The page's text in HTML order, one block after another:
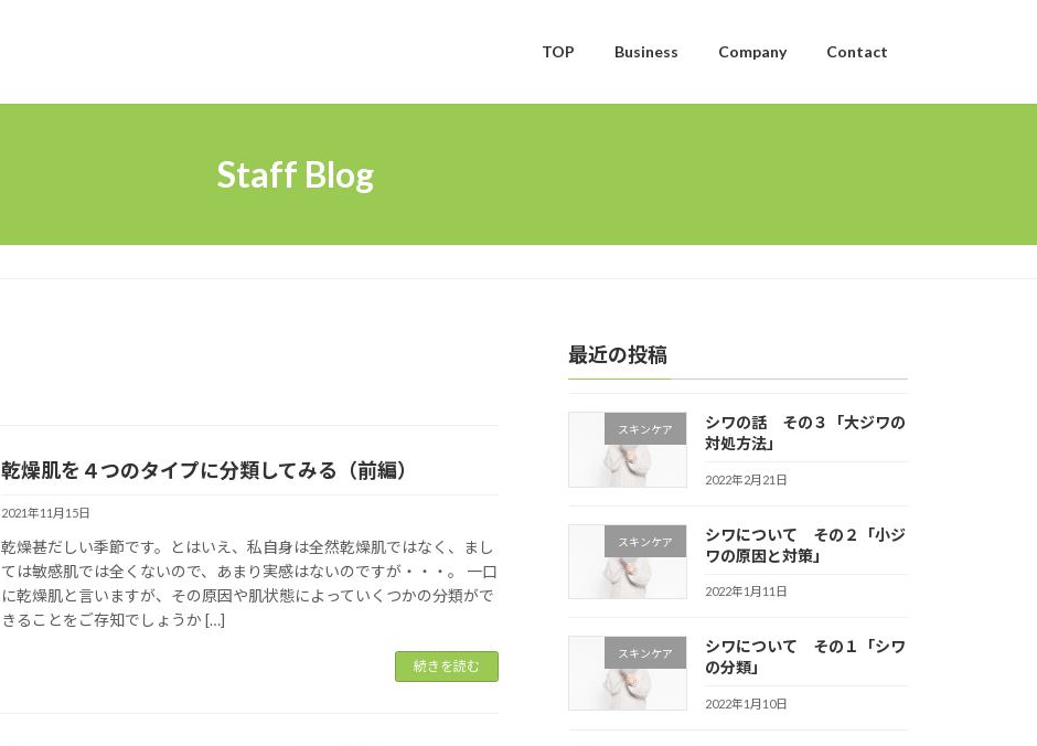
TOP Business Company Contact
Staff Blog
乾燥肌を４つのタイプに分類してみる（前編）
2021年11月15日
乾燥甚だしい季節です。とはいえ、私自身は全然乾燥肌ではなく、まし
ては敏感肌では全くないので、あまり実感はないのですが・・・。 一口
に乾燥肌と言いますが、その原因や肌状態によっていくつかの分類がで
きることをご存知でしょうか […]
続きを読む
最近の投稿
スキンケア
シワの話 その３「大ジワの
対処方法」
2022年2月21日
スキンケア
シワについて その２「小ジ
ワの原因と対策」
2022年1月11日
スキンケア
シワについて その１「シワ
の分類」
2022年1月10日